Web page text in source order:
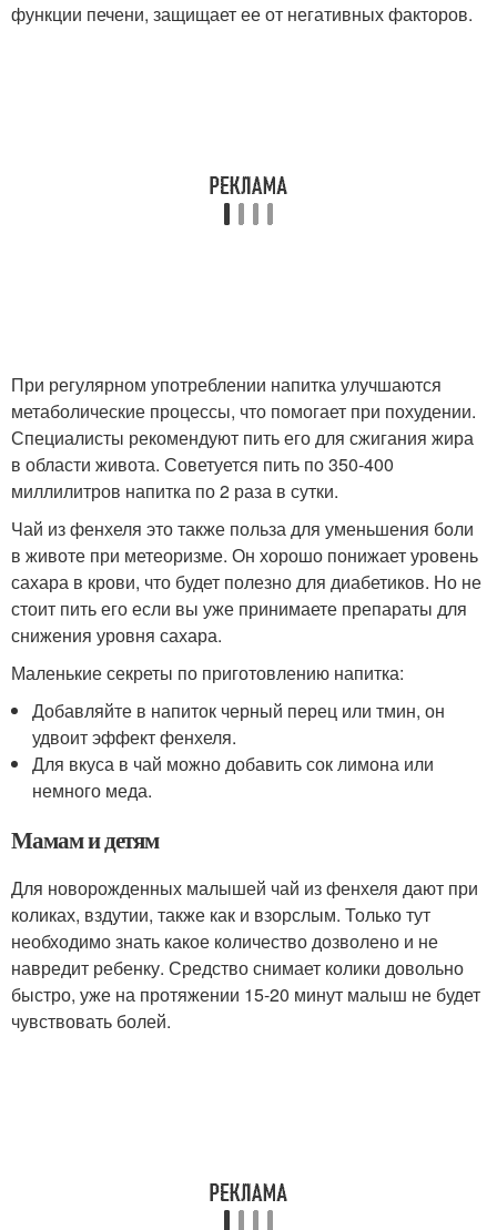
функции печени, защищает ее от негативных факторов.
При регулярном употреблении напитка улучшаются
метаболические процессы, что помогает при похудении.
Специалисты рекомендуют пить его для сжигания жира
в области живота. Советуется пить по 350-400
миллилитров напитка по 2 раза в сутки.
Чай из фенхеля это также польза для уменьшения боли
в животе при метеоризме. Он хорошо понижает уровень
сахара в крови, что будет полезно для диабетиков. Но не
стоит пить его если вы уже принимаете препараты для
снижения уровня сахара.
Маленькие секреты по приготовлению напитка:
Добавляйте в напиток черный перец или тмин, он
удвоит эффект фенхеля.
Для вкуса в чай можно добавить сок лимона или
немного меда.
Мамам и детям
Для новорожденных малышей чай из фенхеля дают при
коликах, вздутии, также как и взорслым. Только тут
необходимо знать какое количество дозволено и не
навредит ребенку. Средство снимает колики довольно
быстро, уже на протяжении 15-20 минут малыш не будет
чувствовать болей.